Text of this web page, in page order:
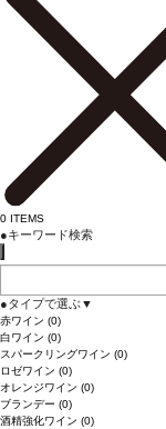
0 ITEMS
●キーワード検索
●タイプで選ぶ▼
赤ワイン (0)
白ワイン (0)
スパークリングワイン (0)
ロゼワイン (0)
オレンジワイン (0)
ブランデー (0)
酒精強化ワイン (0)